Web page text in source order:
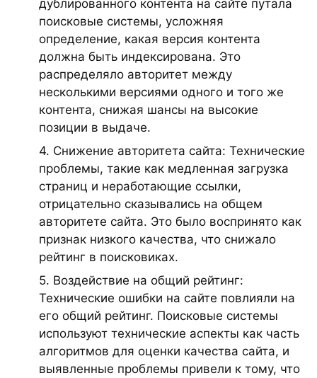
дублированного контента на сайте путала
поисковые системы, усложняя
определение, какая версия контента
должна быть индексирована. Это
распределяло авторитет между
несколькими версиями одного и того же
контента, снижая шансы на высокие
позиции в выдаче.
4. Снижение авторитета сайта: Технические
проблемы, такие как медленная загрузка
страниц и неработающие ссылки,
отрицательно сказывались на общем
авторитете сайта. Это было воспринято как
признак низкого качества, что снижало
рейтинг в поисковиках.
5. Воздействие на общий рейтинг:
Технические ошибки на сайте повлияли на
его общий рейтинг. Поисковые системы
используют технические аспекты как часть
алгоритмов для оценки качества сайта, и
выявленные проблемы привели к тому, что